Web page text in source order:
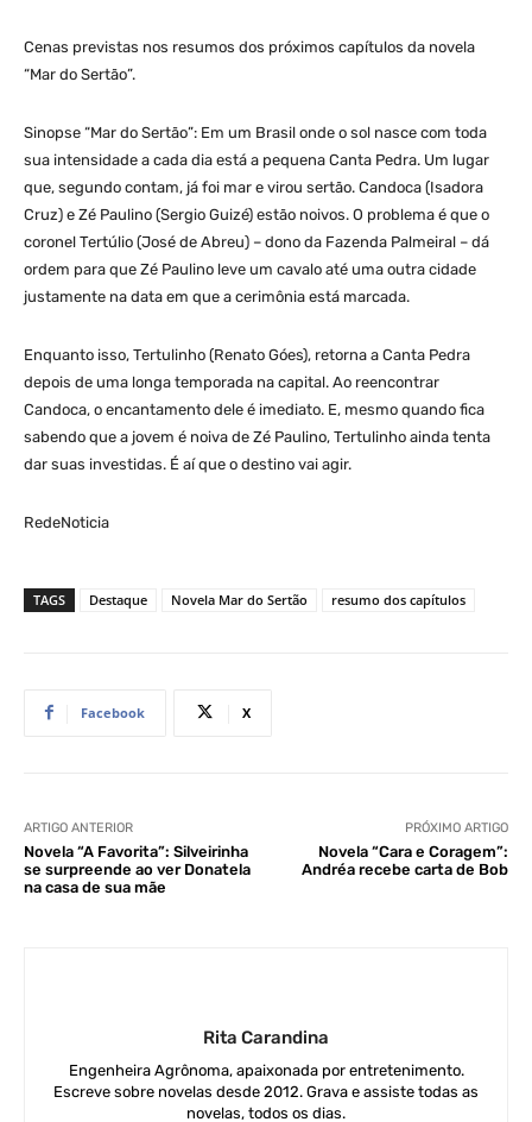
Cenas previstas nos resumos dos próximos capítulos da novela
“Mar do Sertão”.
Sinopse “Mar do Sertão”: Em um Brasil onde o sol nasce com toda
sua intensidade a cada dia está a pequena Canta Pedra. Um lugar
que, segundo contam, já foi mar e virou sertão. Candoca (Isadora
Cruz) e Zé Paulino (Sergio Guizé) estão noivos. O problema é que o
coronel Tertúlio (José de Abreu) – dono da Fazenda Palmeiral – dá
ordem para que Zé Paulino leve um cavalo até uma outra cidade
justamente na data em que a cerimônia está marcada.
Enquanto isso, Tertulinho (Renato Góes), retorna a Canta Pedra
depois de uma longa temporada na capital. Ao reencontrar
Candoca, o encantamento dele é imediato. E, mesmo quando fica
sabendo que a jovem é noiva de Zé Paulino, Tertulinho ainda tenta
dar suas investidas. É aí que o destino vai agir.
RedeNoticia
TAGS Destaque Novela Mar do Sertão resumo dos capítulos
Facebook X
ARTIGO ANTERIOR
Novela “A Favorita”: Silveirinha
se surpreende ao ver Donatela
na casa de sua mãe
PRÓXIMO ARTIGO
Novela “Cara e Coragem”:
Andréa recebe carta de Bob
Rita Carandina
Engenheira Agrônoma, apaixonada por entretenimento.
Escreve sobre novelas desde 2012. Grava e assiste todas as
novelas, todos os dias.